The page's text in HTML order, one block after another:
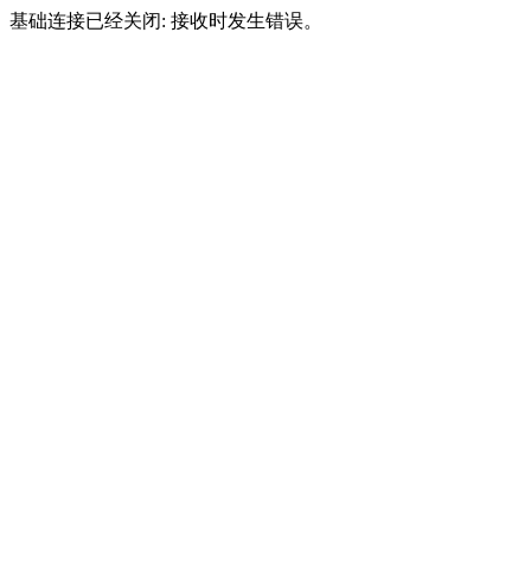
基础连接已经关闭: 接收时发生错误。